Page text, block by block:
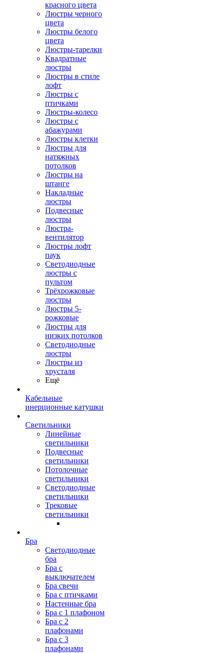
красного цвета
Люстры черного
цвета
Люстры белого
цвета
Люстры-тарелки
Квадратные
люстры
Люстры в стиле
лофт
Люстры с
птичками
Люстры-колесо
Люстры с
абажурами
Люстры клетки
Люстры для
натяжных
потолков
Люстры на
штанге
Накладные
люстры
Подвесные
люстры
Люстра-
вентилятор
Люстры лофт
паук
Светодиодные
люстры с
пультом
Трёхрожковые
люстры
Люстры 5-
рожковые
Люстры для
низких потолков
Cветодиодные
люстры
Люстры из
хрусталя
Ещё
Кабельные
инерционные катушки
Светильники
Линейные
светильники
Подвесные
светильники
Потолочные
светильники
Светодиодные
светильники
Трековые
светильники
Бра
Светодиодные
бра
Бра с
выключателем
Бра свечи
Бра с птичками
Настенные бра
Бра с 1 плафоном
Бра с 2
плафонами
Бра с 3
плафонами